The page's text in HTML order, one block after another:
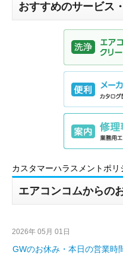
おすすめのサービス
エアコンコムからの
カスタマーハラスメントポリ
2026年 05月 01日
GWのお休み・本日の営業時